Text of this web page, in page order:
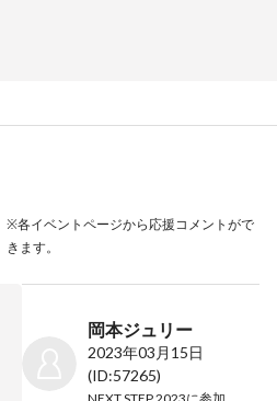
※各イベントページから応援コメントがで
きます。
岡本ジュリー
2023年03月15日
(ID:57265)